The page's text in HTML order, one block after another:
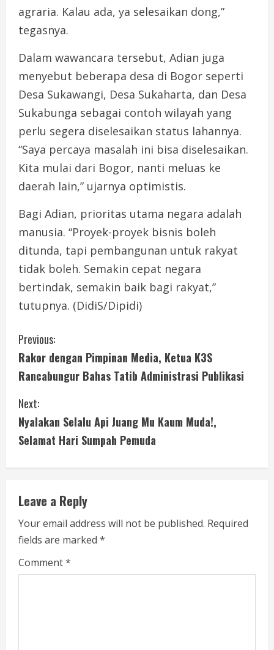
agraria. Kalau ada, ya selesaikan dong,”
tegasnya.
Dalam wawancara tersebut, Adian juga
menyebut beberapa desa di Bogor seperti
Desa Sukawangi, Desa Sukaharta, dan Desa
Sukabunga sebagai contoh wilayah yang
perlu segera diselesaikan status lahannya.
“Saya percaya masalah ini bisa diselesaikan.
Kita mulai dari Bogor, nanti meluas ke
daerah lain,” ujarnya optimistis.
Bagi Adian, prioritas utama negara adalah
manusia. “Proyek-proyek bisnis boleh
ditunda, tapi pembangunan untuk rakyat
tidak boleh. Semakin cepat negara
bertindak, semakin baik bagi rakyat,”
tutupnya. (DidiS/Dipidi)
C
o
n
t
i
n
u
e
R
e
Previous:
Rakor dengan Pimpinan Media, Ketua K3S
Rancabungur Bahas Tatib Administrasi Publikasi
Next:
Nyalakan Selalu Api Juang Mu Kaum Muda!,
Selamat Hari Sumpah Pemuda
Leave a Reply
Your email address will not be published. Required
fields are marked *
Comment*